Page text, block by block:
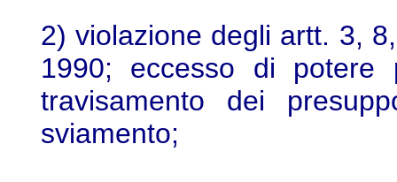
2) violazione degli artt. 3,
1990; eccesso di potere
travisamento dei
sviamento;